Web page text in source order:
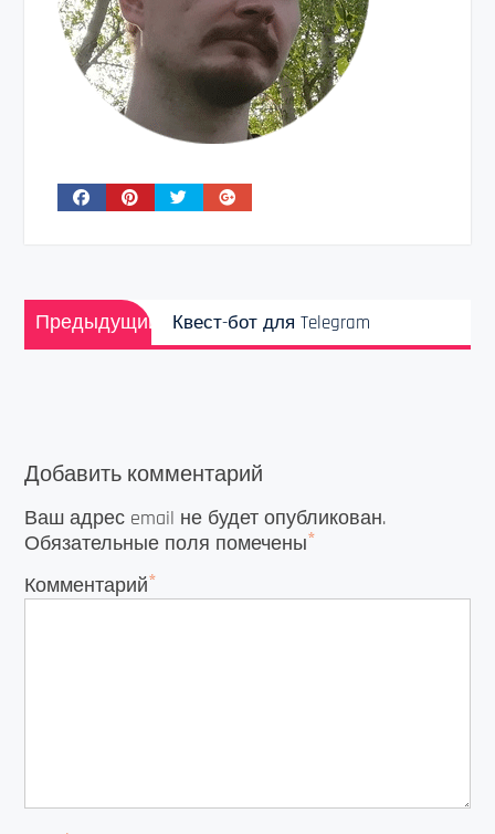
Навигация
по
записям
Предыдущий
Предыдущая
запись:
Квест-бот для Telegram
Добавить комментарий
Ваш адрес email не будет опубликован.
Обязательные поля помечены*
Комментарий*